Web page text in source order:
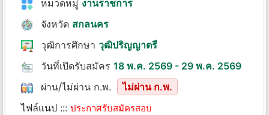
หมวดหมู่ งานราชการ
จังหวัด สกลนคร
วุฒิการศึกษา วุฒิปริญญาตรี
วันที่เปิดรับสมัคร 18 พ.ค. 2569 - 29 พ.ค. 2569
ผ่าน/ไม่ผ่าน ก.พ.
ไม่ผ่าน ก.พ.
ไฟล์แนป ::: ประกาศรับสมัครสอบ